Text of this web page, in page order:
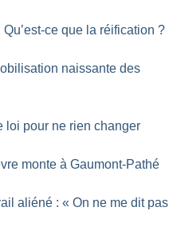
ce que la réification ?
naissante des
loi pour ne rien changer
monte à Gaumont-Pathé
aliéné : « On ne me dit pas